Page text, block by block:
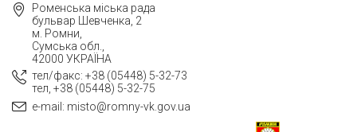
Роменська міська рада
бульвар Шевченка, 2
м. Ромни,
Сумська обл.,
42000 УКРАЇНА
тел/факс: +38 (05448) 5-32-73
тел, +38 (05448) 5-32-75
e-mail: misto@romny-vk.gov.ua